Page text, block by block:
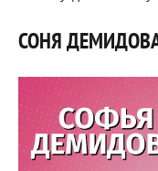
СОНЯ ДЕМИДОВА